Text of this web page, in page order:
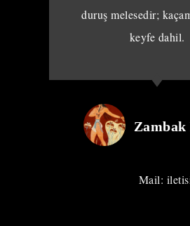
duruş melesedir;
keyfe dahil.
Zambak
Mail: